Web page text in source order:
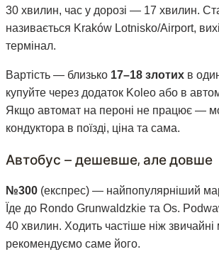
30 хвилин, час у дорозі — 17 хвилин.
називається Kraków Lotnisko/Airport,
термінал.
Вартість — близько 17–18 злотих в
купуйте через додаток Koleo або в
Якщо автомат на пероні не працює —
кондуктора в поїзді, ціна та сама.
Автобус — дешевше, але довше
№300 (експрес) — найпопулярніший
Їде до Rondo Grunwaldzkie та Os.
40 хвилин. Ходить частіше ніж
рекомендуємо саме його.